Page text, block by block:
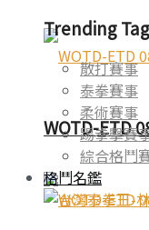
WOTD-ETD
Trending
散打賽事
泰拳賽事
柔術賽事
踢拳擊賽
綜合格鬥
格鬥名鑑